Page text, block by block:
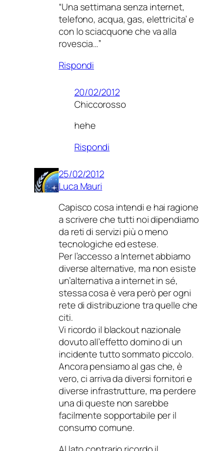
“Una settimana senza internet,
telefono, acqua, gas, elettricita’ e
con lo sciacquone che va alla
rovescia…”
Rispondi
20/02/2012
Chiccorosso
hehe
Rispondi
25/02/2012
Luca Mauri
Capisco cosa intendi e hai ragione
a scrivere che tutti noi dipendiamo
da reti di servizi più o meno
tecnologiche ed estese.
Per l’accesso a Internet abbiamo
diverse alternative, ma non esiste
un’alternativa a internet in sé,
stessa cosa è vera però per ogni
rete di distribuzione tra quelle che
citi.
Vi ricordo il blackout nazionale
dovuto all’effetto domino di un
incidente tutto sommato piccolo.
Ancora pensiamo al gas che, è
vero, ci arriva da diversi fornitori e
diverse infrastrutture, ma perdere
una di queste non sarebbe
facilmente sopportabile per il
consumo comune.